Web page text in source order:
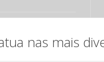
nas mais